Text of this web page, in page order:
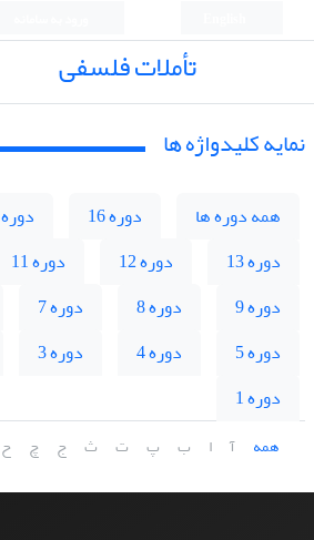
تأملات فلسفی
نمایه کلیدواژه ها
همه دوره ها دوره 16 دوره 15
دوره 13
دوره 12 دوره 11
دوره 9
دوره 8 دوره 7
دوره 5
دوره 4 دوره 3
دوره 1
همه آ ا ب پ ت ث ج چ ح